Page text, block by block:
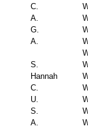
C.
A.
G.
A.
S.
Hannah
C.
U.
S.
A.